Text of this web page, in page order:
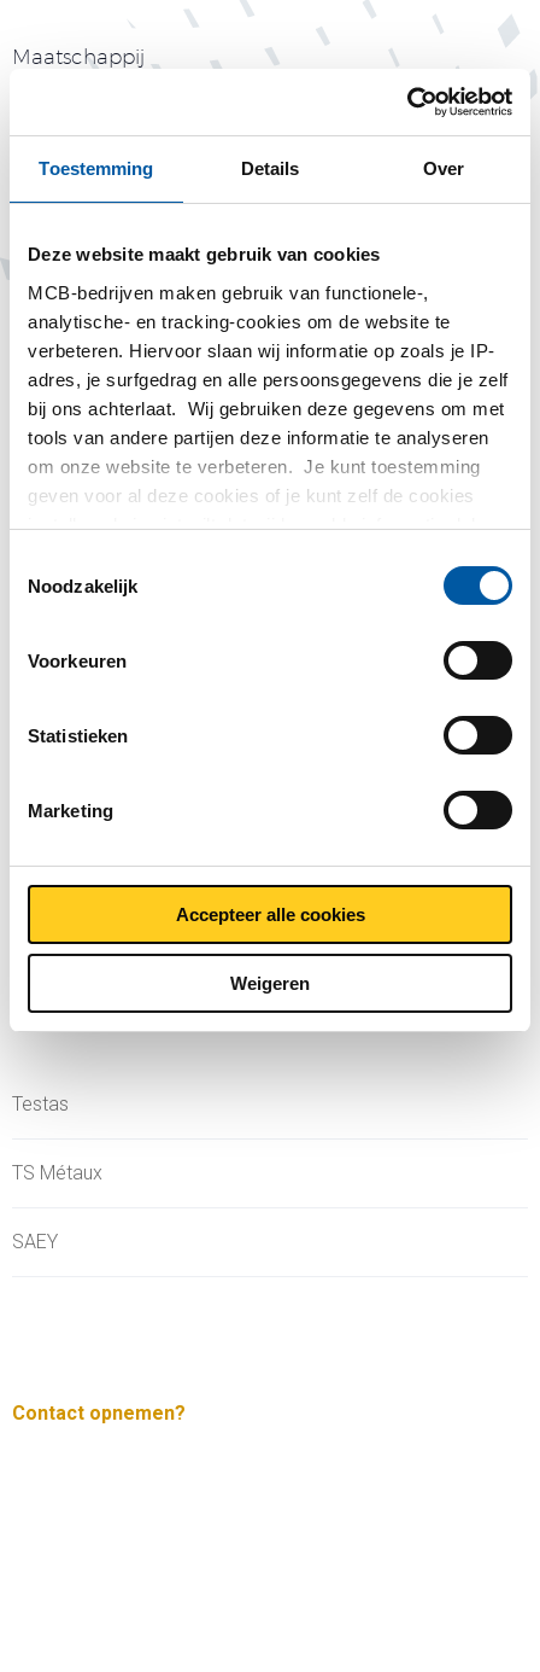
Toestemming Details Over
Deze website maakt gebruik van cookies
MCB-bedrijven maken gebruik van functionele-,
analytische- en tracking-cookies om de website te
verbeteren. Hiervoor slaan wij informatie op zoals je IP-
adres, je surfgedrag en alle persoonsgegevens die je zelf
bij ons achterlaat. Wij gebruiken deze gegevens om met
tools van andere partijen deze informatie te analyseren
om onze website te verbeteren. Je kunt toestemming
geven voor al deze cookies of je kunt zelf de cookies
instellen als je niet wilt dat wij bepaalde informatie delen.
partijen waarmee wij samenwerken vind je in ons
Noodzakelijk
Voorkeuren
Statistieken
Marketing
Accepteer alle cookies
Weigeren
Maatschappij
Tags
Elmar Hooijer
jubileum
Michael van Praag
MCB
MCB Direct
Testas
TS Métaux
SAEY
Contact opnemen?